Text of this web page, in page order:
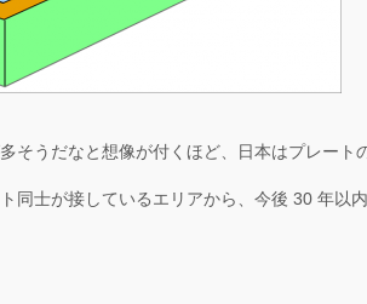
そうだなと想像が付くほど、日本はプレート
同士が接しているエリアから、今後 30 年以